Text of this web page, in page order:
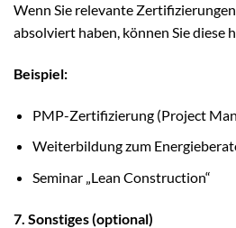
Wenn Sie relevante
absolviert haben, können Sie diese
Beispiel:
PMP-Zertifizierung (Project
Weiterbildung zum
Seminar „Lean Construction“
7. Sonstiges (optional)